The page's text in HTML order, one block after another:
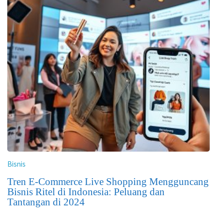
Bisnis
Tren E-Commerce Live Shopping Mengguncang
Bisnis Ritel di Indonesia: Peluang dan
Tantangan di 2024